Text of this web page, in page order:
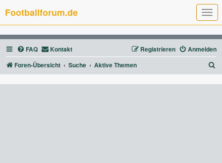
T
o
g
g
l
e
n
a
g
Footballforum.de
FAQ Kontakt Anmelden
Registrieren
Foren-Übersicht
Suche Aktive Themen
u